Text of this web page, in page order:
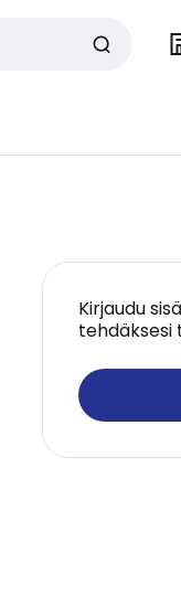
Kirjaudu
tehdäksesi